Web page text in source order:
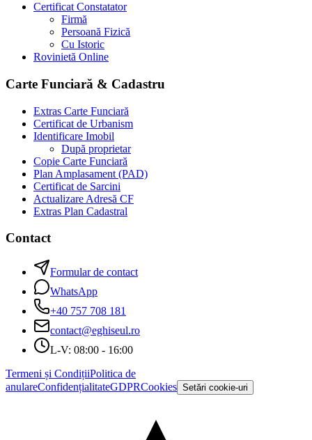
Certificat Constatator
Firmă
Persoană Fizică
Cu Istoric
Rovinietă Online
Carte Funciară & Cadastru
Extras Carte Funciară
Certificat de Urbanism
Identificare Imobil
După proprietar
Copie Carte Funciară
Plan Amplasament (PAD)
Certificat de Sarcini
Actualizare Adresă CF
Extras Plan Cadastral
Contact
Formular de contact
WhatsApp
+40 757 708 181
contact@eghiseul.ro
L-V: 08:00 - 16:00
Termeni și CondițiiPolitica de
anulareConfidențialitateGDPRCookies Setări cookie-uri